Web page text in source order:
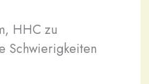
HHC zu
Schwierigkeiten